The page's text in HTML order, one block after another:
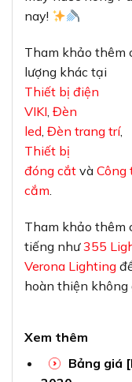
nay!
Tham khảo thêm
lượng khác tại
Thiết bị điện
VIKI, Đèn
led, Đèn trang trí,
Thiết bị
đóng cắt và Công
cắm.
Tham khảo thêm
tiếng như355
Verona Lighting
hoàn thiện không
Xem thêm
Bảng giá